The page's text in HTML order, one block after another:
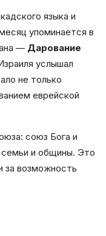
языка и
упоминается в
— Дарование
услышал
не только
еврейской
союз Бога и
семьи и общины. Это
за возможность